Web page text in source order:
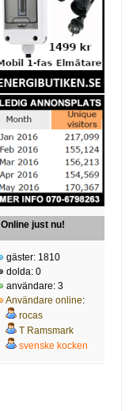
Online just nu!
gäster: 1810
dolda: 0
användare: 3
Användare online:
rocas
T Ramsmark
svenske kocken